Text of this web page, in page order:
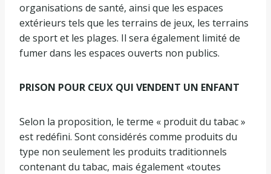
organisations de santé, ainsi que les espaces
extérieurs tels que les terrains de jeux, les terrains
de sport et les plages. Il sera également limité de
fumer dans les espaces ouverts non publics.
PRISON POUR CEUX QUI VENDENT UN ENFANT
Selon la proposition, le terme « produit du tabac »
est redéfini. Sont considérés comme produits du
type non seulement les produits traditionnels
contenant du tabac, mais également «toutes